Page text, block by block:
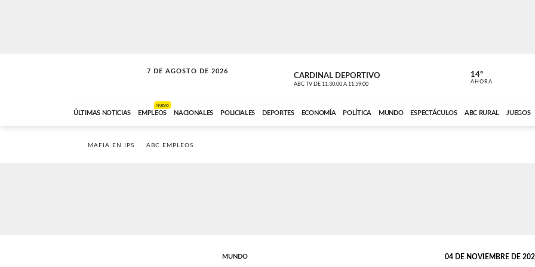
7 DE AGOSTO DE 2026
LA MOVIDA CARDINAL DEPORTIVO
ABC TV DE 11:30:00 A 11:59:00 ABC CARDINAL
14º
AHORA
ÚLTIMAS NOTICIAS EMPLEOS
NUEVO
NACIONALES POLICIALES DEPORTES ECONOMÍA POLÍTICA MUNDO ESPECTÁCULOS ABC RURAL JUEGOS
MAFIA EN IPS ABC EMPLEOS
MUNDO 04 DE NOVIEMBRE DE